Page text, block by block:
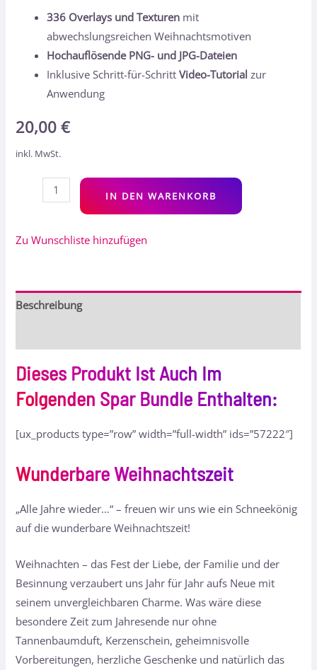
336 Overlays und Texturen mit
abwechslungsreichen Weihnachtsmotiven
Hochauflösende PNG- und JPG-Dateien
Inklusive Schritt-für-SchrittVideo-Tutorial zur
Anwendung
20,00€
inkl. MwSt.
IN DEN WARENKORB
Zu Wunschliste hinzufügen
Beschreibung
Dieses Produkt Ist Auch Im
Folgenden Spar Bundle Enthalten:
[ux_products type=”row” width=”full-width” ids=”57222″]
Wunderbare Weihnachtszeit
„Alle Jahre wieder…“ – freuen wir uns wie ein Schneekönig
auf die wunderbare Weihnachtszeit!
Weihnachten – das Fest der Liebe, der Familie und der
Besinnung verzaubert uns Jahr für Jahr aufs Neue mit
seinem unvergleichbaren Charme. Was wäre diese
besondere Zeit zum Jahresende nur ohne
Tannenbaumduft, Kerzenschein, geheimnisvolle
Vorbereitungen, herzliche Geschenke und natürlich das